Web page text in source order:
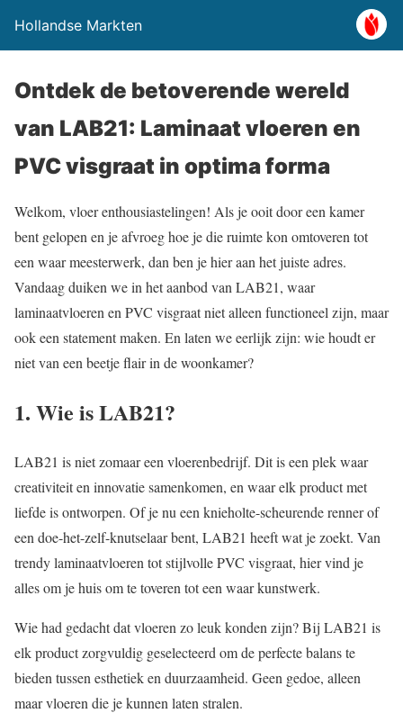
Hollandse Markten
Ontdek de betoverende wereld
van LAB21: Laminaat vloeren en
PVC visgraat in optima forma
Welkom, vloer enthousiastelingen! Als je ooit door een kamer
bent gelopen en je afvroeg hoe je die ruimte kon omtoveren tot
een waar meesterwerk, dan ben je hier aan het juiste adres.
Vandaag duiken we in het aanbod van LAB21, waar
laminaatvloeren en PVC visgraat niet alleen functioneel zijn, maar
ook een statement maken. En laten we eerlijk zijn: wie houdt er
niet van een beetje flair in de woonkamer?
1. Wie is LAB21?
LAB21 is niet zomaar een vloerenbedrijf. Dit is een plek waar
creativiteit en innovatie samenkomen, en waar elk product met
liefde is ontworpen. Of je nu een knieholte-scheurende renner of
een doe-het-zelf-knutselaar bent, LAB21 heeft wat je zoekt. Van
trendy laminaatvloeren tot stijlvolle PVC visgraat, hier vind je
alles om je huis om te toveren tot een waar kunstwerk.
Wie had gedacht dat vloeren zo leuk konden zijn? Bij LAB21 is
elk product zorgvuldig geselecteerd om de perfecte balans te
bieden tussen esthetiek en duurzaamheid. Geen gedoe, alleen
maar vloeren die je kunnen laten stralen.